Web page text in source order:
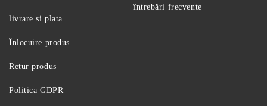
livrare si plata
Înlocuire produs
Retur produs
Politica GDPR
întrebări frecvente